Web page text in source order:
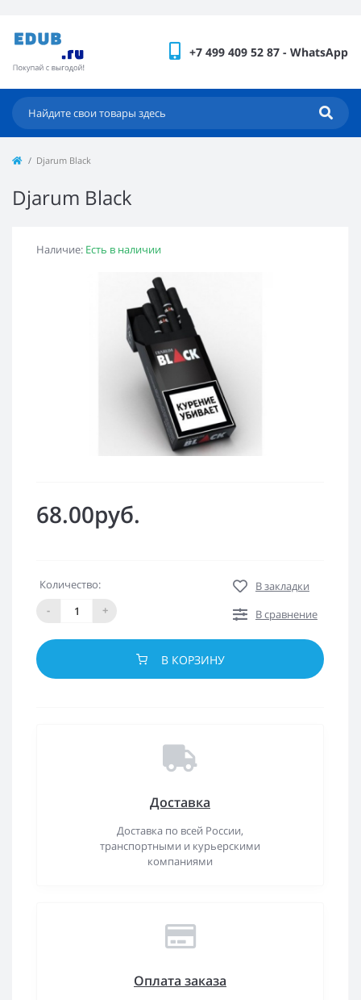
+7 499 409 52 87 - WhatsApp
Djarum Black
Djarum Black
Наличие: Есть в наличии
68.00руб.
Количество:
-
+
В закладки
В сравнение
В КОРЗИНУ
Доставка
Доставка по всей России,
транспортными и курьерскими
компаниями
Оплата заказа